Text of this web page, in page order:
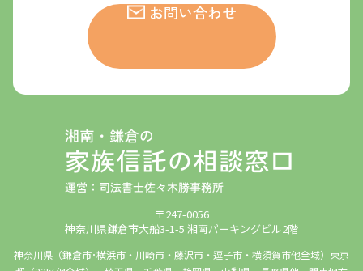
お問い合わせ
〒247-0056
神奈川県鎌倉市大船3-1-5 湘南パーキングビル2階
神奈川県（鎌倉市･横浜市・川崎市・藤沢市・逗子市・横須賀市他全域）東京